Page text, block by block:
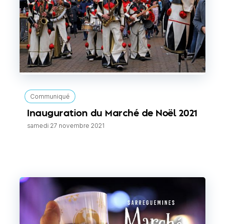
Communiqué
Inauguration du Marché de Noël 2021
samedi 27 novembre 2021